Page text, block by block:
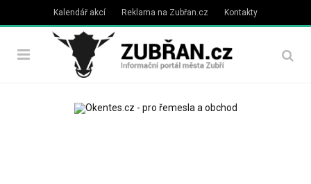
Kalendář akcí Reklama na Zubřan.cz Kontakty